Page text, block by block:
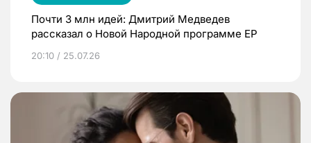
Почти 3 млн идей: Дмитрий Медведев
рассказал о Новой Народной программе ЕР
20:10 / 25.07.26